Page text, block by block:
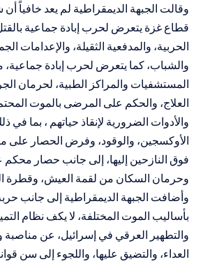
وقالت الجبهة الديمقراطية لم يعد خافياً
قطاع غزة يتعرض لحرب إبادة جماعية
الحربية، والمدفعية الثقيلة، والإعدامات
والشباب، كما يتعرض لحرب إبادة جماعية،
المستشفيات والمراكز الطبية، لحرمان
العلاج، والحكم على المرضى بالموت المحتم
والأدوات الضرورية لإنقاذ حياتهم ، بما في
الأوكسجين، والوقود، وفرض الحصار على
فوق النازحين إليها، إلى جانب حصار
وحرمان السكان من لقمة العيش، وقطرة
وأضافت الجبهة الديمقراطية إلى جانب
بأساليب الموت المختلفة، لا يكف نظام
والتطهير العرقي في إسرائيل، عن مناصبة
العداء، والتضيق عليها، واللجوء إلى سن